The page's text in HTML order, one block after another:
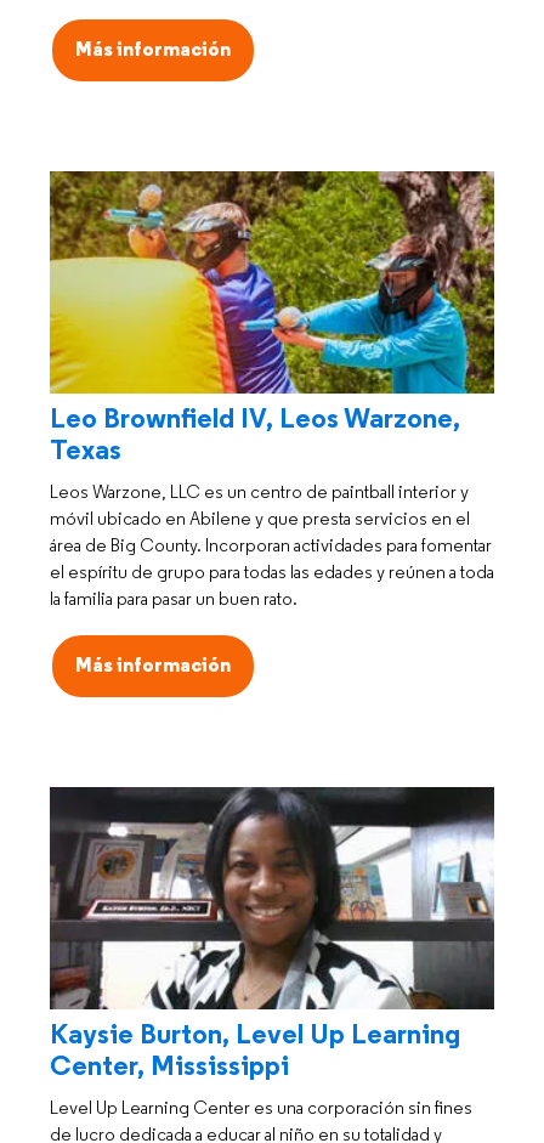
Más información
Leo Brownfield IV, Leos Warzone,
Texas
Leos Warzone, LLC es un centro de paintball interior y
móvil ubicado en Abilene y que presta servicios en el
área de Big County. Incorporan actividades para fomentar
el espíritu de grupo para todas las edades y reúnen a toda
la familia para pasar un buen rato.
Más información
Kaysie Burton, Level Up Learning
Center, Mississippi
Level Up Learning Center es una corporación sin fines
de lucro dedicada a educar al niño en su totalidad y